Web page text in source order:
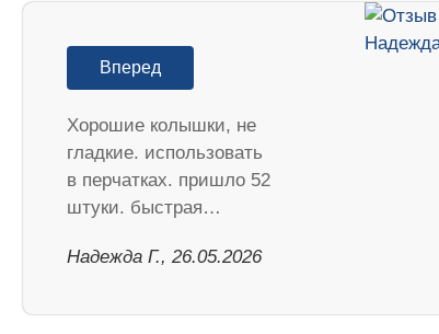
Вперед
Хорошие колышки, не
гладкие. использовать
в перчатках. пришло 52
штуки. быстрая…
Надежда Г., 26.05.2026